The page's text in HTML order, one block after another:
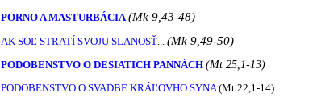
PORNO A MASTURBÁCIA (Mk 9,43-48)
AK SOĽ STRATÍ SVOJU SLANOSŤ... (Mk 9,49-50)
PODOBENSTVO O DESIATICH PANNÁCH (Mt 25,1-13)
PODOBENSTVO O SVADBE KRÁĽOVHO SYNA (Mt 22,1-14)